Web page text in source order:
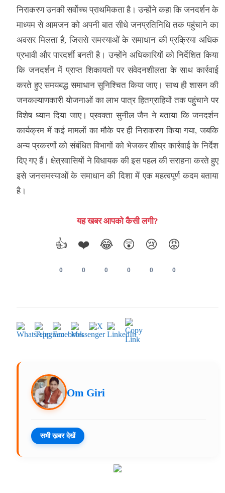
निराकरण उनकी सर्वोच्च प्राथमिकता है। उन्होंने कहा कि जनदर्शन के
माध्यम से आमजन को अपनी बात सीधे जनप्रतिनिधि तक पहुंचाने का
अवसर मिलता है, जिससे समस्याओं के समाधान की प्रक्रिया अधिक
प्रभावी और पारदर्शी बनती है। उन्होंने अधिकारियों को निर्देशित किया
कि जनदर्शन में प्राप्त शिकायतों पर संवेदनशीलता के साथ कार्रवाई
करते हुए समयबद्ध समाधान सुनिश्चित किया जाए। साथ ही शासन की
जनकल्याणकारी योजनाओं का लाभ पात्र हितग्राहियों तक पहुंचाने पर
विशेष ध्यान दिया जाए। प्रवक्ता सुनील जैन ने बताया कि जनदर्शन
कार्यक्रम में कई मामलों का मौके पर ही निराकरण किया गया, जबकि
अन्य प्रकरणों को संबंधित विभागों को भेजकर शीघ्र कार्रवाई के निर्देश
दिए गए हैं। क्षेत्रवासियों ने विधायक की इस पहल की सराहना करते हुए
इसे जनसमस्याओं के समाधान की दिशा में एक महत्वपूर्ण कदम बताया
है।
यह खबर आपको कैसी लगी?
👍
0
❤️
0
😂
0
😲
0
😢
0
😡
0
Om Giri
सभी ख़बर देखें